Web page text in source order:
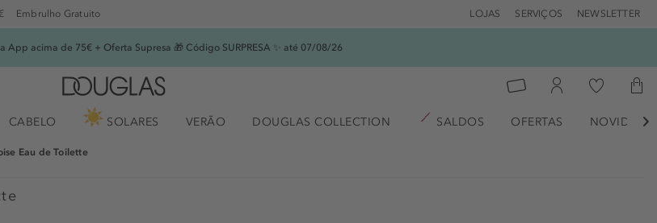
Embrulho Gratuito LOJAS SERVIÇOS NEWSLETTER
App acima de 75€ + Oferta Supresa 🎁 Código SURPRESA ✨ até 07/08/26
CABELO SOLARES VERÃO DOUGLAS COLLECTION SALDOS OFERTAS 
Eau de Toilette